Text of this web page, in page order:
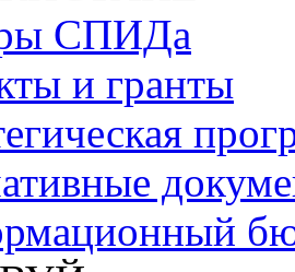
СПИДа
и гранты